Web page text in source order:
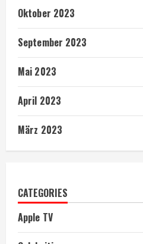
Oktober 2023
September 2023
Mai 2023
April 2023
März 2023
CATEGORIES
Apple TV